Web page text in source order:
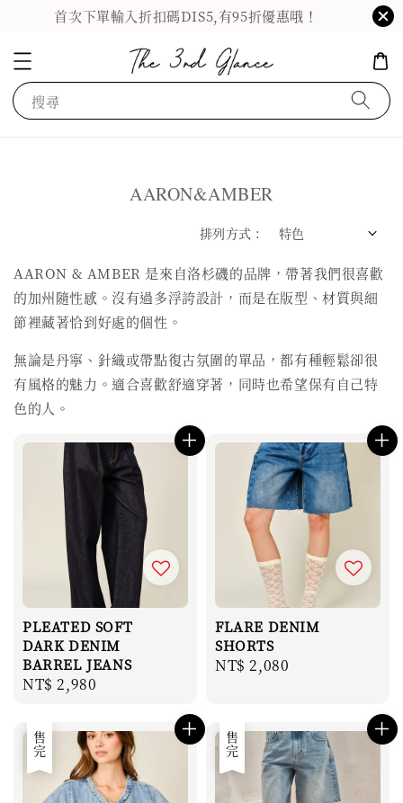
首次下單輸入折扣碼DIS5,有95折優惠哦！
搜尋
AARON&AMBER
排列方式 :
AARON & AMBER 是來自洛杉磯的品牌，帶著我們很喜歡
的加州隨性感。沒有過多浮誇設計，而是在版型、材質與細
節裡藏著恰到好處的個性。
無論是丹寧、針織或帶點復古氛圍的單品，都有種輕鬆卻很
有風格的魅力。適合喜歡舒適穿著，同時也希望保有自己特
色的人。
PLEATED SOFT
DARK DENIM
BARREL JEANS
Regular
NT$ 2,980
FLARE DENIM
SHORTS
Regular
NT$ 2,080
售完 售完